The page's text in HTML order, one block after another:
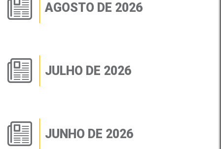
AGOSTO DE 2026
JULHO DE 2026
JUNHO DE 2026